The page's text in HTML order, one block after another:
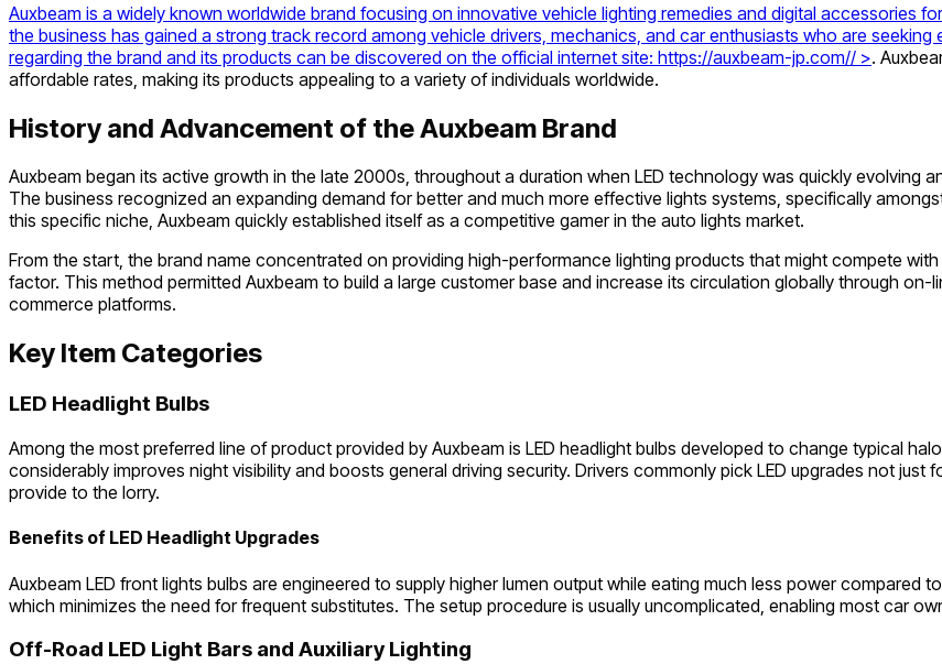
Auxbeam is a widely known worldwide brand focusing on innovative vehicle lighting remedies and digital accessories
the business has gained a strong track record among vehicle drivers, mechanics, and car enthusiasts who are
regarding the brand and its products can be discovered on the official internet site: https://auxbeam-jp.com// >.
affordable rates, making its products appealing to a variety of individuals worldwide.
History and Advancement of the Auxbeam Brand
Auxbeam began its active growth in the late 2000s, throughout a duration when LED technology was quickly evolving
The business recognized an expanding demand for better and much more effective lights systems, specifically
this specific niche, Auxbeam quickly established itself as a competitive gamer in the auto lights market.
From the start, the brand name concentrated on providing high-performance lighting products that might compete
factor. This method permitted Auxbeam to build a large customer base and increase its circulation globally through
commerce platforms.
Key Item Categories
LED Headlight Bulbs
Among the most preferred line of product provided by Auxbeam is LED headlight bulbs developed to change typical
considerably improves night visibility and boosts general driving security. Drivers commonly pick LED upgrades not
provide to the lorry.
Benefits of LED Headlight Upgrades
Auxbeam LED front lights bulbs are engineered to supply higher lumen output while eating much less power
which minimizes the need for frequent substitutes. The setup procedure is usually uncomplicated, enabling most car
Off-Road LED Light Bars and Auxiliary Lighting